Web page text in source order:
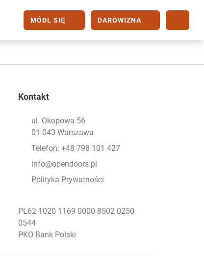
MÓDL SIĘ DAROWIZNA
Kontakt
ul. Okopowa 56
01-043 Warszawa
Telefon: +48 798 101 427
info@opendoors.pl
Polityka Prywatności
PL62 1020 1169 0000 8502 0250
0544
PKO Bank Polski